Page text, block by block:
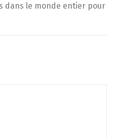
dans le monde entier pour